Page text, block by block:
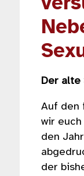
Der alte
Auf den
wir
den
der